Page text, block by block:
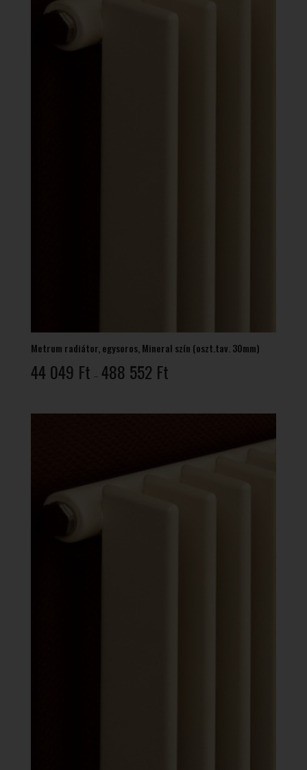
Metrum radiátor, egysoros, Mineral szín (oszt.tav. 30mm)
44 049 Ft – 488 552 Ft44
-